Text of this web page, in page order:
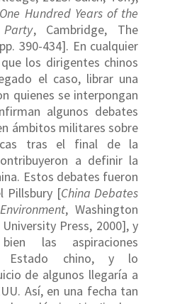
Hundred Years of the
, Cambridge, The
390-434]. En cualquier
los dirigentes chinos
el caso, librar una
quienes se interpongan
algunos debates
ámbitos militares sobre
tras el final de la
a definir la
Estos debates fueron
Pillsbury [China Debates
, Washington
Press, 2000], y
las aspiraciones
Estado chino, y lo
de algunos llegaría a
Así, en una fecha tan